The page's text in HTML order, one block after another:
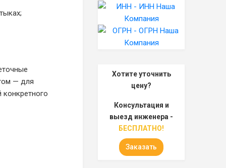
— для
Хотите уточнить
цену?
Консультация и
выезд инженера -
БЕСПЛАТНО!
Заказать